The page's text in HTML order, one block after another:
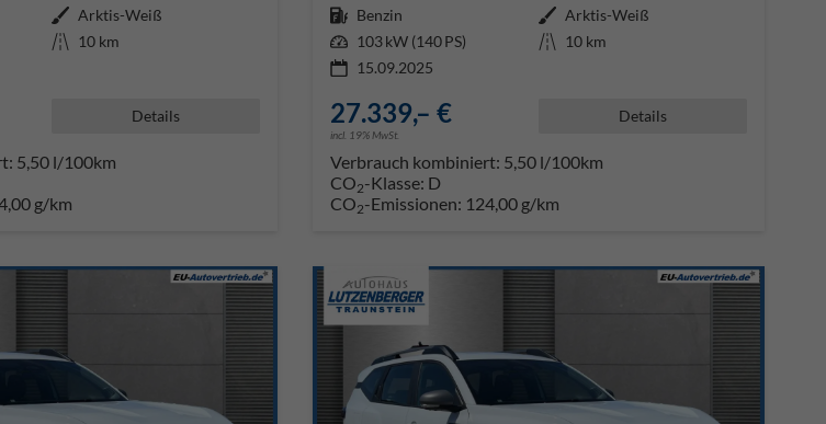
Außenfarbe Arktis-Weiß
Kilometerstand 10 km
Details
5,50 l/100km
g/km
Kraftstoff Benzin Außenfarbe Arktis-Weiß
Leistung 103 kW (140 PS) Kilometerstand 10 km
15.09.2025
27.339,– €
incl. 19% MwSt.
Details
Verbrauch kombiniert: 5,50 l/100km
CO2-Klasse: D
CO2-Emissionen: 124,00 g/km